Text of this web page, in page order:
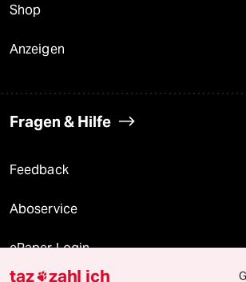
Shop
Anzeigen
Fragen & Hilfe
Feedback
Aboservice
ePaper Login
taz zahl ich